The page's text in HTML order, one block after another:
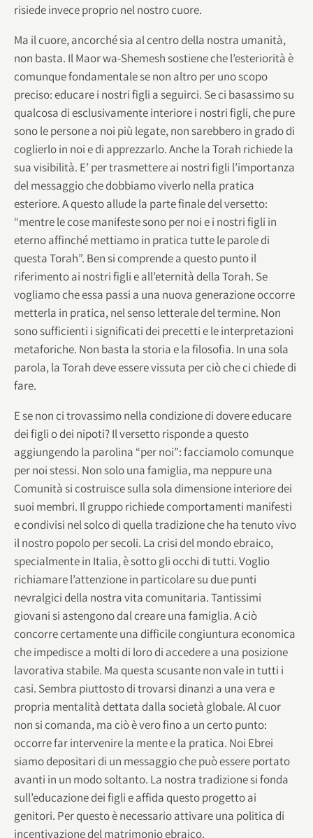
risiede invece proprio nel nostro cuore.
Ma il cuore, ancorché sia al centro della nostra umanità,
non basta. Il Maor wa-Shemesh sostiene che l’esteriorità è
comunque fondamentale se non altro per uno scopo
preciso: educare i nostri figli a seguirci. Se ci basassimo su
qualcosa di esclusivamente interiore i nostri figli, che pure
sono le persone a noi più legate, non sarebbero in grado di
coglierlo in noi e di apprezzarlo. Anche la Torah richiede la
sua visibilità. E’ per trasmettere ai nostri figli l’importanza
del messaggio che dobbiamo viverlo nella pratica
esteriore. A questo allude la parte finale del versetto:
“mentre le cose manifeste sono per noi e i nostri figli in
eterno affinché mettiamo in pratica tutte le parole di
questa Torah”. Ben si comprende a questo punto il
riferimento ai nostri figli e all’eternità della Torah. Se
vogliamo che essa passi a una nuova generazione occorre
metterla in pratica, nel senso letterale del termine. Non
sono sufficienti i significati dei precetti e le interpretazioni
metaforiche. Non basta la storia e la filosofia. In una sola
parola, la Torah deve essere vissuta per ciò che ci chiede di
fare.
E se non ci trovassimo nella condizione di dovere educare
dei figli o dei nipoti? Il versetto risponde a questo
aggiungendo la parolina “per noi”: facciamolo comunque
per noi stessi. Non solo una famiglia, ma neppure una
Comunità si costruisce sulla sola dimensione interiore dei
suoi membri. Il gruppo richiede comportamenti manifesti
e condivisi nel solco di quella tradizione che ha tenuto vivo
il nostro popolo per secoli. La crisi del mondo ebraico,
specialmente in Italia, è sotto gli occhi di tutti. Voglio
richiamare l’attenzione in particolare su due punti
nevralgici della nostra vita comunitaria. Tantissimi
giovani si astengono dal creare una famiglia. A ciò
concorre certamente una difficile congiuntura economica
che impedisce a molti di loro di accedere a una posizione
lavorativa stabile. Ma questa scusante non vale in tutti i
casi. Sembra piuttosto di trovarsi dinanzi a una vera e
propria mentalità dettata dalla società globale. Al cuor
non si comanda, ma ciò è vero fino a un certo punto:
occorre far intervenire la mente e la pratica. Noi Ebrei
siamo depositari di un messaggio che può essere portato
avanti in un modo soltanto. La nostra tradizione si fonda
sull’educazione dei figli e affida questo progetto ai
genitori. Per questo è necessario attivare una politica di
incentivazione del matrimonio ebraico.